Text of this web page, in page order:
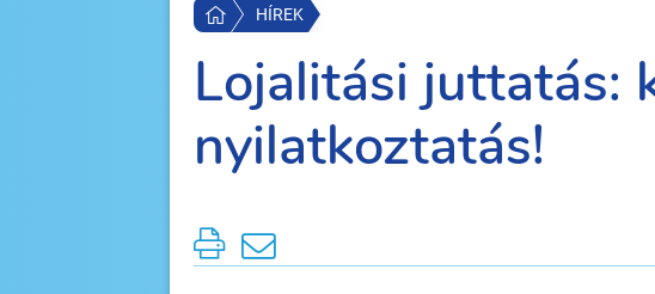
HÍREK
Lojalitási juttatás:
nyilatkoztatás!